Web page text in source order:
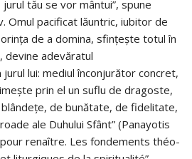
tău se vor mântui”, spune
Omul pacificat lăuntric, iubitor de
de a domina, sfinţeşte totul în
devine adevăratul
lui: mediul înconjurător concret,
prin el un suflu de dragoste,
de bunătate, de fidelitate,
ale Duhului Sfânt” (Panayotis
pour renaître. Les fondements théo-